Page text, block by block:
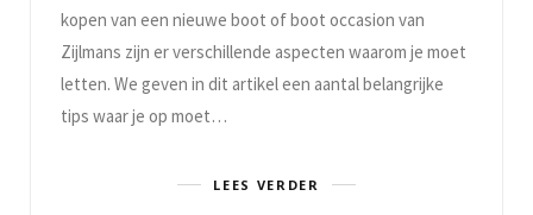
kopen van een nieuwe boot of boot occasion van
Zijlmans zijn er verschillende aspecten waarom je moet
letten. We geven in dit artikel een aantal belangrijke
tips waar je op moet…
LEES VERDER